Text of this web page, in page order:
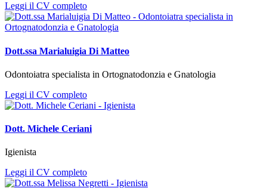
Leggi il CV completo
Dott.ssa Marialuigia Di Matteo
Odontoiatra specialista in Ortognatodonzia e Gnatologia
Leggi il CV completo
Dott. Michele Ceriani
Igienista
Leggi il CV completo